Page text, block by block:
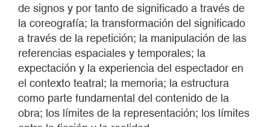
de signos y por tanto de significado a través de
la coreografía; la transformación del significado
a través de la repetición; la manipulación de las
referencias espaciales y temporales; la
expectación y la experiencia del espectador en
el contexto teatral; la memoria; la estructura
como parte fundamental del contenido de la
obra; los límites de la representación; los límites